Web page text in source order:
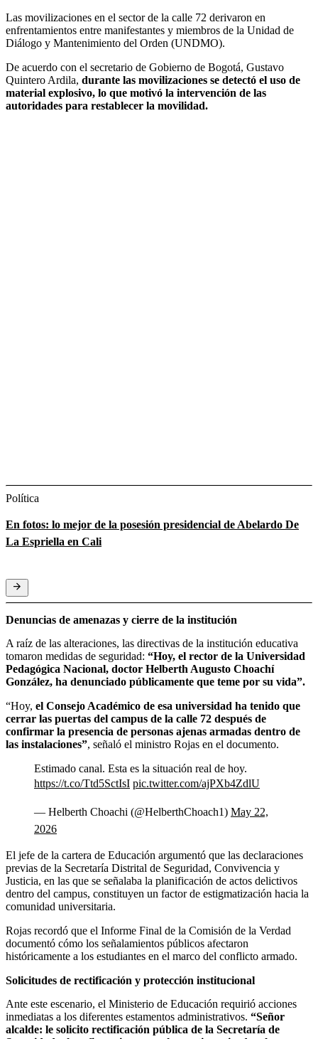
Las movilizaciones en el sector de la calle 72 derivaron en
enfrentamientos entre manifestantes y miembros de la Unidad de
Diálogo y Mantenimiento del Orden (UNDMO).
De acuerdo con el secretario de Gobierno de Bogotá, Gustavo
Quintero Ardila, durante las movilizaciones se detectó el uso de
material explosivo, lo que motivó la intervención de las
autoridades para restablecer la movilidad.
Política
En fotos: lo mejor de la posesión presidencial de Abelardo De
La Espriella en Cali
Denuncias de amenazas y cierre de la institución
A raíz de las alteraciones, las directivas de la institución educativa
tomaron medidas de seguridad: “Hoy, el rector de la Universidad
Pedagógica Nacional, doctor Helberth Augusto Choachí
González, ha denunciado públicamente que teme por su vida”.
“Hoy, el Consejo Académico de esa universidad ha tenido que
cerrar las puertas del campus de la calle 72 después de
confirmar la presencia de personas ajenas armadas dentro de
las instalaciones”, señaló el ministro Rojas en el documento.
Estimado canal. Esta es la situación real de hoy.
https://t.co/Ttd5SctIsI pic.twitter.com/ajPXb4ZdlU
— Helberth Choachi (@HelberthChoach1) May 22,
2026
El jefe de la cartera de Educación argumentó que las declaraciones
previas de la Secretaría Distrital de Seguridad, Convivencia y
Justicia, en las que se señalaba la planificación de actos delictivos
dentro del campus, constituyen un factor de estigmatización hacia la
comunidad universitaria.
Rojas recordó que el Informe Final de la Comisión de la Verdad
documentó cómo los señalamientos públicos afectaron
históricamente a los estudiantes en el marco del conflicto armado.
Solicitudes de rectificación y protección institucional
Ante este escenario, el Ministerio de Educación requirió acciones
inmediatas a los diferentes estamentos administrativos. “Señor
alcalde: le solicito rectificación pública de la Secretaría de